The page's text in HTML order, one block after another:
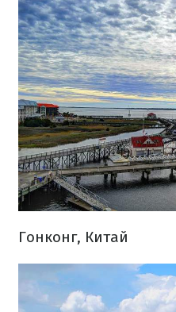
Гонконг, Китай